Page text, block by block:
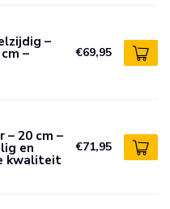
–
– €69,95
– 20 cm –
en
kwaliteit
€71,95